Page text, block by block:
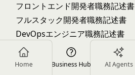
Home Business Hub AI Agents
フロントエンド開発者職務記述書
フルスタック開発者職務記述書
DevOpsエンジニア職務記述書
AR/VR開発者職務記述書
QAエンジニア職務記述書